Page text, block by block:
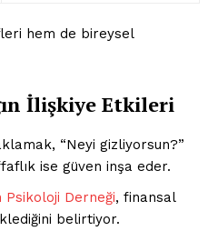
hem de bireysel
İlişkiye Etkileri
“Neyi gizliyorsun?”
ise güven inşa eder.
Psikoloji Derneği, finansal
belirtiyor.